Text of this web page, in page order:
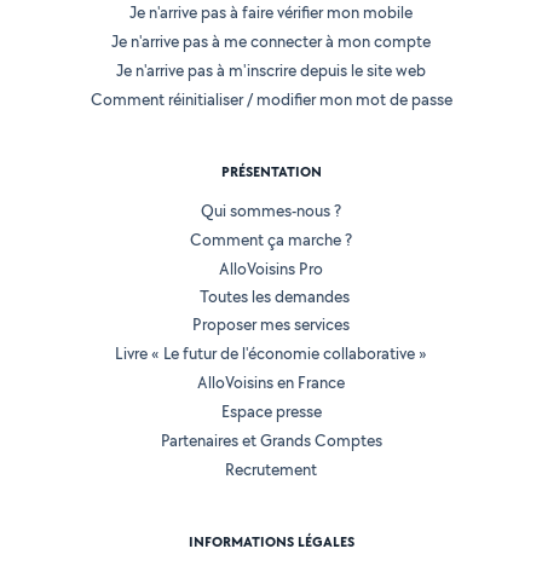
Je n'arrive pas à faire vérifier mon mobile
Je n'arrive pas à me connecter à mon compte
Je n'arrive pas à m'inscrire depuis le site web
Comment réinitialiser / modifier mon mot de passe
PRÉSENTATION
Qui sommes-nous ?
Comment ça marche ?
AlloVoisins Pro
Toutes les demandes
Proposer mes services
Livre « Le futur de l'économie collaborative »
AlloVoisins en France
Espace presse
Partenaires et Grands Comptes
Recrutement
INFORMATIONS LÉGALES